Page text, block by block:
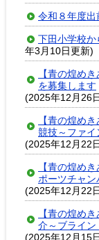
令和８年度出
下田小学校
年3月10日更新)
【青の煌め
を募集します
(2025年12月26
【青の煌め
競技～ファイ
(2025年12月22
【青の煌め
ポーツチャン
(2025年12月22
【青の煌め
介～ブライン
(2025年12月15